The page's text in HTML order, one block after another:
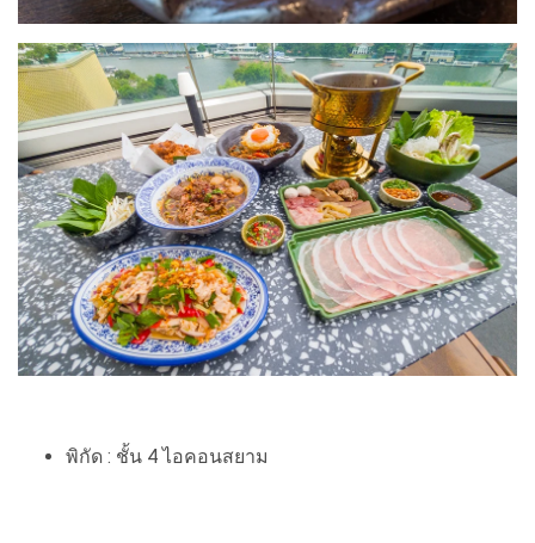
พิกัด : ชั้น 4 ไอคอนสยาม